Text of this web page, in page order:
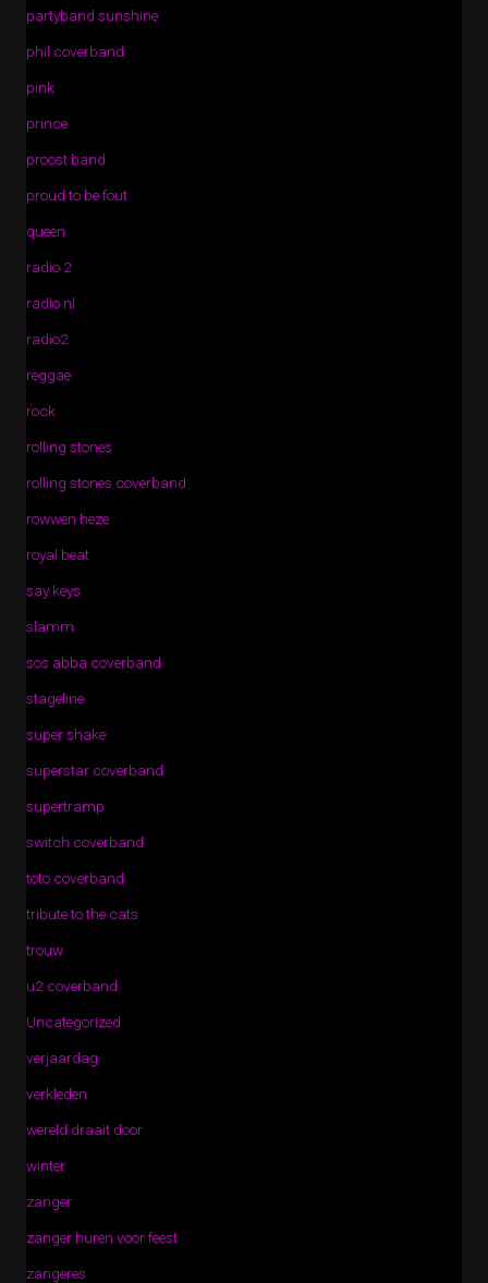
partyband sunshine
phil coverband
pink
prince
proost band
proud to be fout
queen
radio 2
radio nl
radio2
reggae
rock
rolling stones
rolling stones coverband
rowwen heze
royal beat
say keys
slamm
sos abba coverband
stageline
super shake
superstar coverband
supertramp
switch coverband
toto coverband
tribute to the cats
trouw
u2 coverband
Uncategorized
verjaardag
verkleden
wereld draait door
winter
zanger
zanger huren voor feest
zangeres